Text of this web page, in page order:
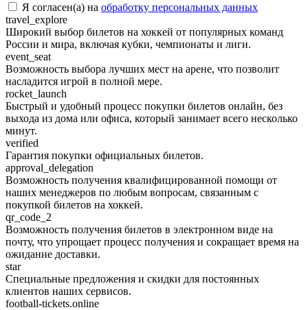
Я согласен(а) на обработку персональных данных
travel_explore
Широкий выбор билетов на хоккей от популярных команд
России и мира, включая кубки, чемпионаты и лиги.
event_seat
Возможность выбора лучших мест на арене, что позволит
насладится игрой в полной мере.
rocket_launch
Быстрый и удобный процесс покупки билетов онлайн, без
выхода из дома или офиса, который занимает всего несколько
минут.
verified
Гарантия покупки официальных билетов.
approval_delegation
Возможность получения квалифицированной помощи от
наших менеджеров по любым вопросам, связанным с
покупкой билетов на хоккей.
qr_code_2
Возможность получения билетов в электронном виде на
почту, что упрощает процесс получения и сокращает время на
ожидание доставки.
star
Специальные предложения и скидки для постоянных
клиентов наших сервисов.
football-tickets.online